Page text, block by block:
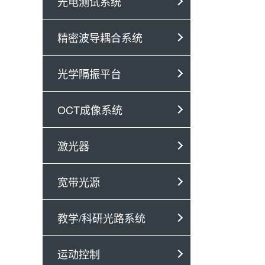
精密波导耦合系统
光学隔振平台
OCT成像系统
激光器
宽带光源
教学/科研光路系统
运动控制